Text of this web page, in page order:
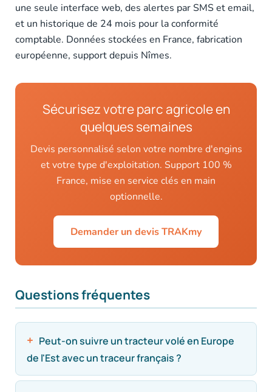
une seule interface web, des alertes par SMS et email,
et un historique de 24 mois pour la conformité
comptable. Données stockées en France, fabrication
européenne, support depuis Nîmes.
Sécurisez votre parc agricole en
quelques semaines
Devis personnalisé selon votre nombre d'engins
et votre type d'exploitation. Support 100 %
France, mise en service clés en main
optionnelle.
Demander un devis TRAKmy
Questions fréquentes
Peut-on suivre un tracteur volé en Europe
de l'Est avec un traceur français ?